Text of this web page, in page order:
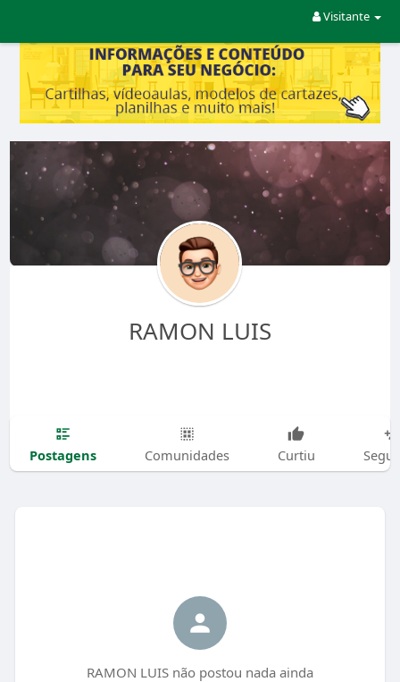
Visitante
RAMON LUIS
Postagens Comunidades Curtiu
RAMON LUIS não postou nada ainda